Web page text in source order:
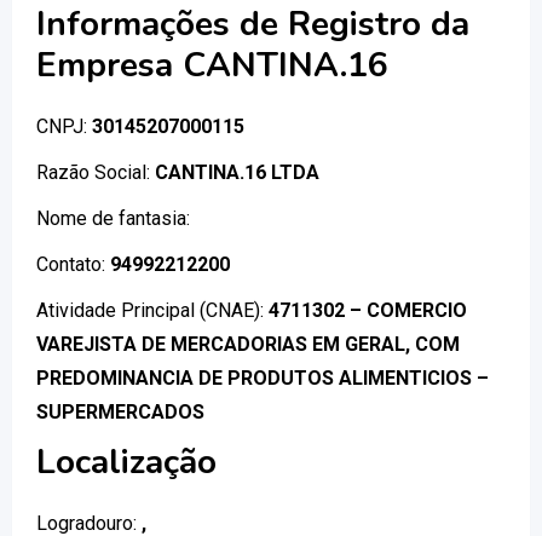
Informações de Registro da
Empresa CANTINA.16
CNPJ: 30145207000115
Razão Social: CANTINA.16 LTDA
Nome de fantasia:
Contato: 94992212200
Atividade Principal (CNAE): 4711302 – COMERCIO
VAREJISTA DE MERCADORIAS EM GERAL, COM
PREDOMINANCIA DE PRODUTOS ALIMENTICIOS –
SUPERMERCADOS
Localização
Logradouro: ,